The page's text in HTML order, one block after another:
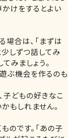
かけをするとよい
場合は、「まずは
少しずつ話してみ
みましょう。
ぶ機会を作るのも
どもの好きなこ
もしれません。
のです。「あの子